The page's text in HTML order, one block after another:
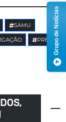
SAMU
PRE Grupo de Notícias